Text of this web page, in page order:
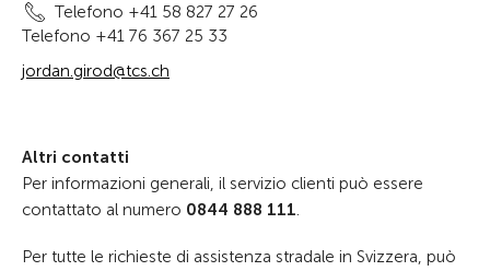
Telefono +41 58 827 27 26
Telefono +41 76 367 25 33
jordan.girod@tcs.ch
Altri contatti
Per informazioni generali, il servizio clienti può essere
contattato al numero 0844 888 111.
Per tutte le richieste di assistenza stradale in Svizzera, può